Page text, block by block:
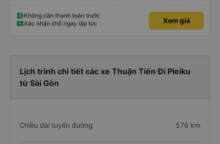
Không cần thanh toán trước
Xác nhận chỗ ngay lập tức
Xem giá
Lịch trình chi tiết các xe Thuận Tiến Đi Pleiku
từ Sài Gòn
Chiều dài tuyến đường 576 km